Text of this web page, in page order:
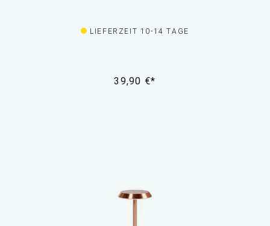
LIEFERZEIT 10-14 TAGE
39,90 €*